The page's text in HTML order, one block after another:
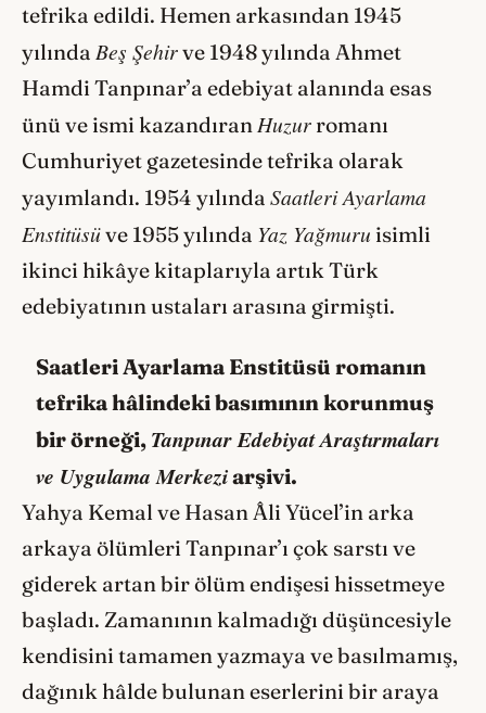
tefrika edildi. Hemen arkasından 1945
yılında Beş Şehirve 1948 yılında Ahmet
Hamdi Tanpınar’a edebiyat alanında esas
ünü ve ismi kazandıran Huzur romanı
Cumhuriyet gazetesinde tefrika olarak
yayımlandı. 1954 yılında Saatleri Ayarlama
Enstitüsüve 1955 yılında Yaz Yağmuru isimli
ikinci hikâye kitaplarıyla artık Türk
edebiyatının ustaları arasına girmişti.
Saatleri Ayarlama Enstitüsü romanın
tefrika hâlindeki basımının korunmuş
bir örneği, Tanpınar Edebiyat Araştırmaları
ve Uygulama Merkeziarşivi.
Yahya Kemal ve Hasan Âli Yücel’in arka
arkaya ölümleri Tanpınar’ı çok sarstı ve
giderek artan bir ölüm endişesi hissetmeye
başladı. Zamanının kalmadığı düşüncesiyle
kendisini tamamen yazmaya ve basılmamış,
dağınık hâlde bulunan eserlerini bir araya